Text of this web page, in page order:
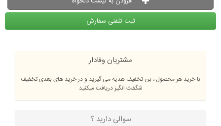
ثبت تلفنی سفارش
مشتریان وفادار
با خرید هر محصول ، بن تخفیف هدیه می گیرید و در خرید های بعدی تخفیف
شگفت انگیز دریافت میکنید
سوالی دارید ؟